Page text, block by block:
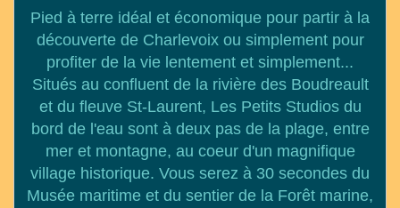
Pied à terre idéal et économique pour partir à la
découverte de Charlevoix ou simplement pour
profiter de la vie lentement et simplement...
Situés au confluent de la rivière des Boudreault
et du fleuve St-Laurent, Les Petits Studios du
bord de l'eau sont à deux pas de la plage, entre
mer et montagne, au coeur d'un magnifique
village historique. Vous serez à 30 secondes du
Musée maritime et du sentier de la Forêt marine,